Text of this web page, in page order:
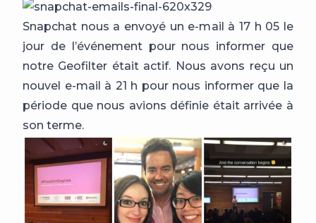
Snapchat nous a envoyé un e-mail à 17 h 05 le
jour de l’événement pour nous informer que
notre Geofilter était actif. Nous avons reçu un
nouvel e-mail à 21 h pour nous informer que la
période que nous avions définie était arrivée à
son terme.